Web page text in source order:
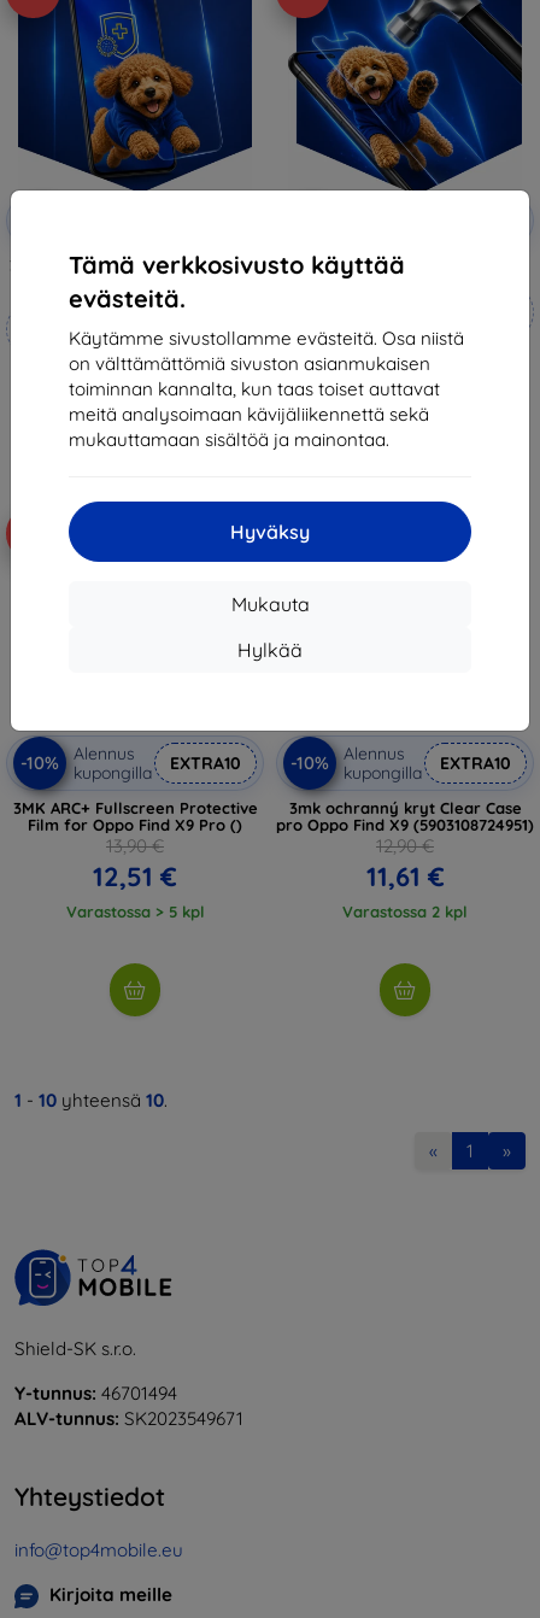
Tämä verkkosivusto käyttää
evästeitä.
Käytämme sivustollamme evästeitä. Osa niistä
on välttämättömiä sivuston asianmukaisen
toiminnan kannalta, kun taas toiset auttavat
meitä analysoimaan kävijäliikennettä sekä
mukauttamaan sisältöä ja mainontaa.
Hyväksy
Mukauta
Hylkää
3mk Silverprotection+ protective
film
valmistettu
20,89 €
18,81 €
Varastossa > 5 kpl
3mk Hammer protective film
21,90 €
19,70 €
Varastossa 4 kpl
-10%
Alennus
kupongilla
EXTRA10
3MK ARC+ Fullscreen Protective
Film for Oppo Find X9 Pro ()
13,90 €
12,51 €
Varastossa > 5 kpl
-10%
-10%
Alennus
kupongilla
EXTRA10
3mk ochranný kryt Clear Case
pro Oppo Find X9 (5903108724951)
12,90 €
11,61 €
Varastossa 2 kpl
1 - 10 yhteensä 10.
« 1 »
Shield-SK s.r.o.
Y-tunnus: 46701494
ALV-tunnus: SK2023549671
Yhteystiedot
info@top4mobile.eu
Kirjoita meille